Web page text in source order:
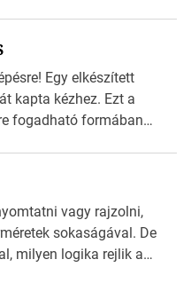
ami leolvasni
és átirányítja a
A QR-kód
üzenetet kaphat,
Egy elkészített
kapta kézhez. Ezt a
fogadható formában
Minden esetben
elkezdjük a nyomdai
munka után derüljön ki,
csinálni! […]
vagy rajzolni,
sokaságával. De
milyen logika rejlik a